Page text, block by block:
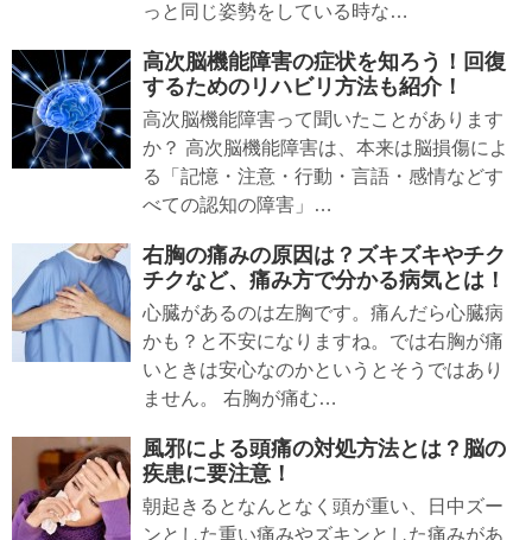
っと同じ姿勢をしている時な…
高次脳機能障害の症状を知ろう！回復
するためのリハビリ方法も紹介！
高次脳機能障害って聞いたことがあります
か？ 高次脳機能障害は、本来は脳損傷によ
る「記憶・注意・行動・言語・感情などす
べての認知の障害」…
右胸の痛みの原因は？ズキズキやチク
チクなど、痛み方で分かる病気とは！
心臓があるのは左胸です。痛んだら心臓病
かも？と不安になりますね。では右胸が痛
いときは安心なのかというとそうではあり
ません。 右胸が痛む…
風邪による頭痛の対処方法とは？脳の
疾患に要注意！
朝起きるとなんとなく頭が重い、日中ズー
ンとした重い痛みやズキンとした痛みがあ